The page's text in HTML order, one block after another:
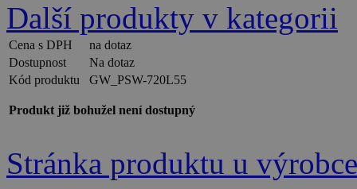
Další produkty v kategorii
Cena s DPH
na dotaz
Dostupnost
Na dotaz
Kód produktu
GW_PSW-720L55
Produkt již bohužel není dostupný
Stránka produktu u výrobce